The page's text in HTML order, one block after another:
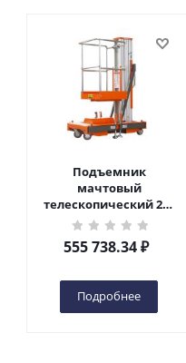
Подъемник
мачтовый
телескопический 200
кг 6 м TOR GTWY6-200S
DC 2-мачтовый
(автономный) (G) в
555 738.34₽
Подробнее